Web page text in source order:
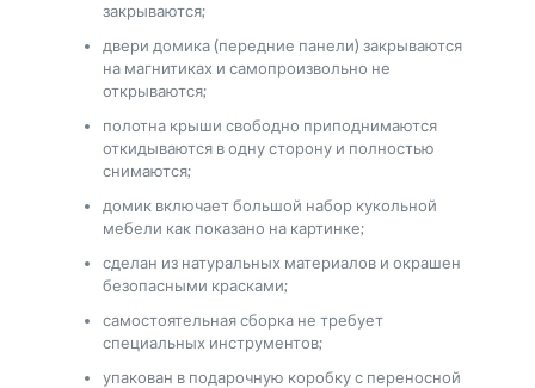
закрываются;
двери домика (передние панели) закрываются
на магнитиках и самопроизвольно не
открываются;
полотна крыши свободно приподнимаются
откидываются в одну сторону и полностью
снимаются;
домик включает большой набор кукольной
мебели как показано на картинке;
сделан из натуральных материалов и окрашен
безопасными красками;
самостоятельная сборка не требует
специальных инструментов;
упакован в подарочную коробку с переносной